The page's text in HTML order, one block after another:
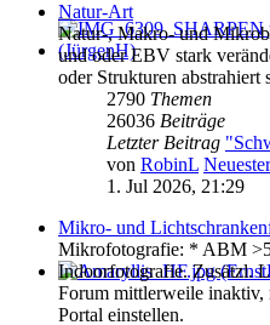
Natur-Art
Natur-, Makro- und
und oder EBV stark
oder Strukturen abstrahiert
2790 Themen
26036 Beiträge
Letzter Beitrag
von RobinL
1. Jul 2026, 21:29
Mikro- und
Mikrofotografie: * ABM
Indoorfotografie. Zusätzl.
Forum mittlerweile inaktiv,
Portal einstellen.